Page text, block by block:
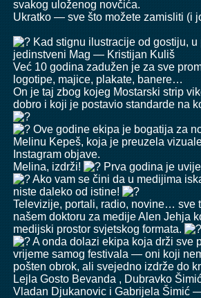
svakog uloženog novčića.
Ukratko — sve što možete zamisliti (i
Kad stignu ilustracije od gostiju, u
jedinstveni Mag — Kristijan Kuliš
Već 10 godina zadužen je za sve
logotipe, majice, plakate, banere…
On je taj zbog kojeg Mostarski strip
dobro i koji je postavio standarde na
Ove godine ekipa je bogatija za
Melinu Kepeš, koja je preuzela
Instagram objave.
Melina, izdrži!
Prva godina je
Ako vam se čini da u medijima
niste daleko od istine!
Televizije, portali, radio, novine… sve
našem doktoru za medije Alen Jehja
medijski prostor svjetskog formata.
A onda dolazi ekipa koja drži sve
vrijeme samog festivala — oni koji
pošten obrok, ali svejedno izdrže do
Lejla Gosto Bevanda , Dubravko
Vladan Djukanovici Gabrijela Šimić